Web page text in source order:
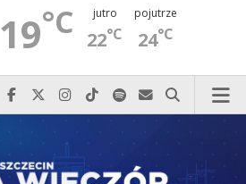
19°C jutro
22°C
pojutrze
24°C
Najlepiej po prostu do nas zadzwoń
Odwiedź nas na Facebook-u
Odwiedź nas na X
Odwiedź nas na Instagram-ie
Odwiedź nas na TikTok-u
Szukaj nas na Spotify
Wyślij do nas
Szukaj